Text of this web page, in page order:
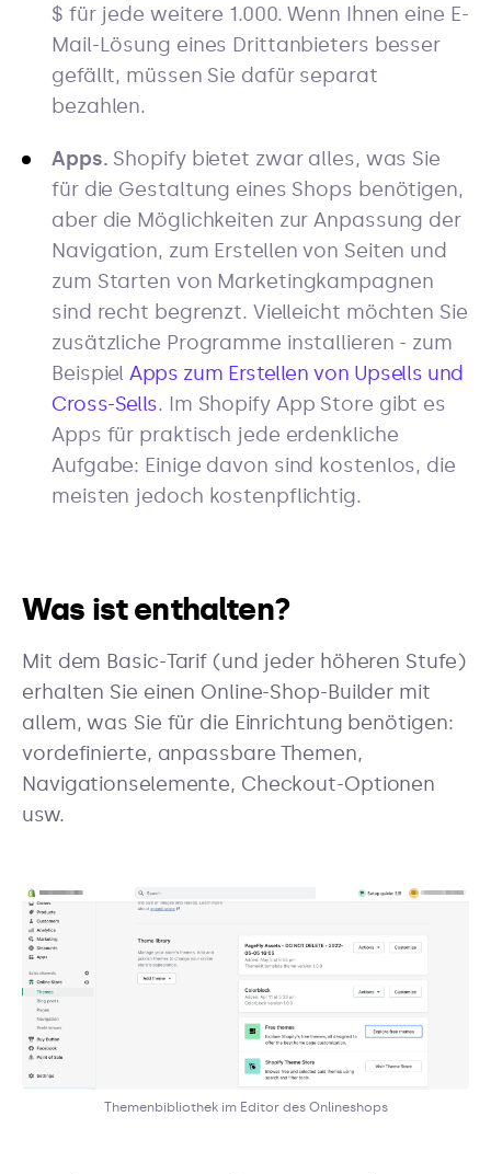
$ für jede weitere 1.000. Wenn Ihnen eine E-
Mail-Lösung eines Drittanbieters besser
gefällt, müssen Sie dafür separat
bezahlen.
Apps. Shopify bietet zwar alles, was Sie
für die Gestaltung eines Shops benötigen,
aber die Möglichkeiten zur Anpassung der
Navigation, zum Erstellen von Seiten und
zum Starten von Marketingkampagnen
sind recht begrenzt. Vielleicht möchten Sie
zusätzliche Programme installieren - zum
BeispielApps zum Erstellen von Upsells und
Cross-Sells. Im Shopify App Store gibt es
Apps für praktisch jede erdenkliche
Aufgabe: Einige davon sind kostenlos, die
meisten jedoch kostenpflichtig.
Was ist enthalten?
Mit dem Basic-Tarif (und jeder höheren Stufe)
erhalten Sie einen Online-Shop-Builder mit
allem, was Sie für die Einrichtung benötigen:
vordefinierte, anpassbare Themen,
Navigationselemente, Checkout-Optionen
usw.
Themenbibliothek im Editor des Onlineshops